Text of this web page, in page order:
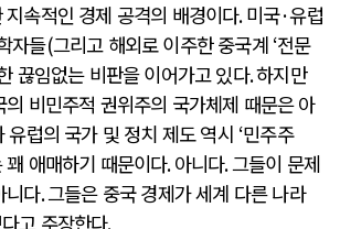
속적인 경제 공격의 배경이다.미국·유럽
자들(그리고 해외로 이주한 중국계 ‘전문
끊임없는 비판을 이어가고 있다.하지만
비민주적 권위주의 국가체제 때문은 아
유럽의 국가 및 정치 제도 역시 ‘민주주
애매하기 때문이다.아니다.그들이 문제
니다.그들은 중국 경제가 세계 다른 나라
고 주장한다.